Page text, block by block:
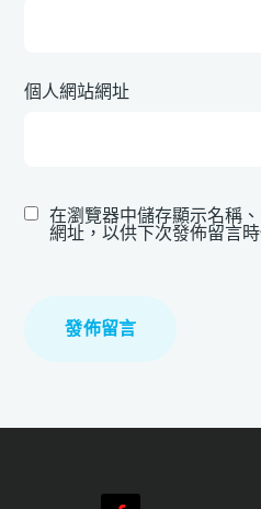
個人網站網址
在瀏覽器中儲存顯示名稱
網址，以供下次發佈留言時